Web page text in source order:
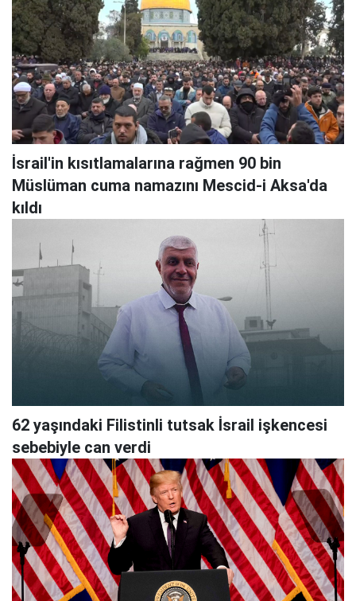
İsrail'in kısıtlamalarına rağmen 90 bin
Müslüman cuma namazını Mescid-i Aksa'da
kıldı
62 yaşındaki Filistinli tutsak İsrail işkencesi
sebebiyle can verdi